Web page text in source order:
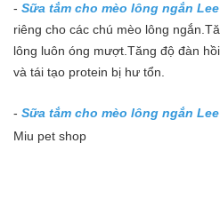
- Sữa tắm cho mèo lông ngắn
riêng cho các chú mèo lông
lông luôn óng mượt.Tăng độ đàn
và tái tạo protein bị hư tổn.
- Sữa tắm cho mèo lông ngắn
Miu pet shop